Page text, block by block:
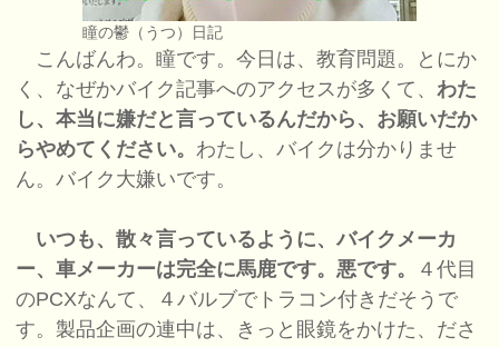
瞳の鬱（うつ）日記
こんばんわ。瞳です。今日は、教育問題。とにか
く、なぜかバイク記事へのアクセスが多くて、わた
し、本当に嫌だと言っているんだから、お願いだか
らやめてください。わたし、バイクは分かりませ
ん。バイク大嫌いです。
いつも、散々言っているように、バイクメーカ
ー、車メーカーは完全に馬鹿です。悪です。
４代目
のPCXなんて、４バルブでトラコン付きだそうで
す。製品企画の連中は、きっと眼鏡をかけた、ださ